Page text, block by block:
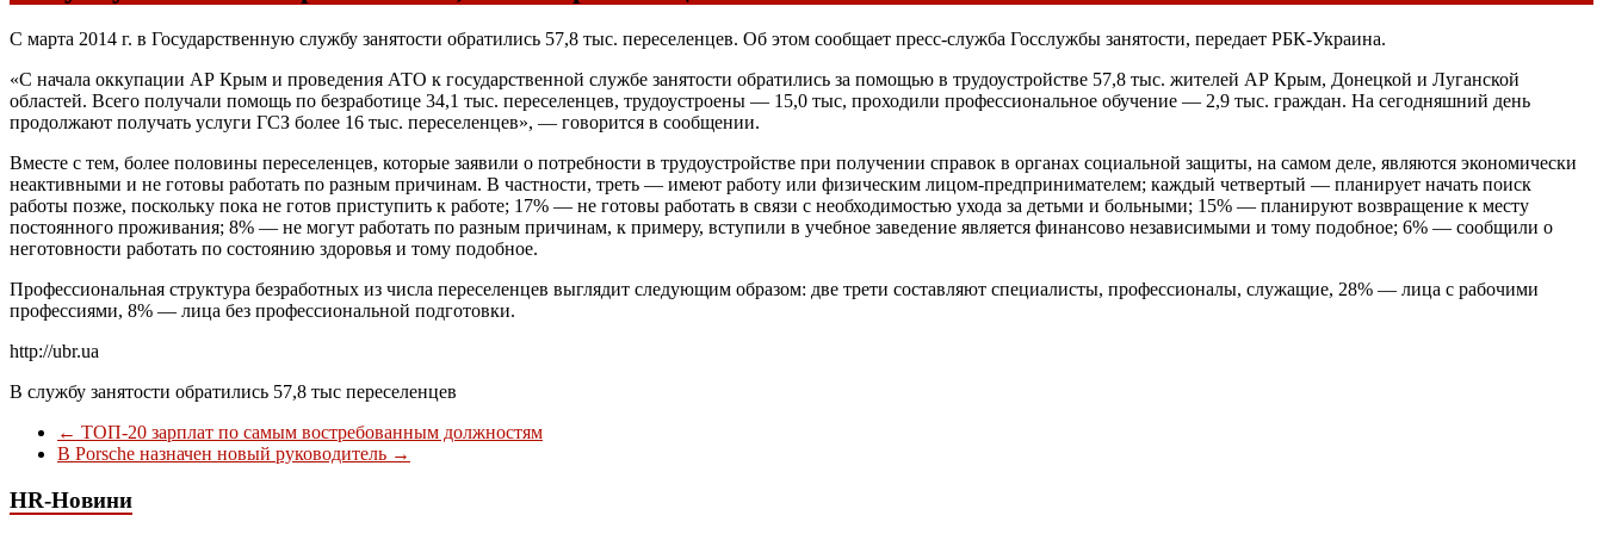
С марта 2014 г. в Государственную службу занятости обратились 57,8 тыс. переселенцев. Об этом сообщает пресс-служба Госслужбы занятости, передает РБК-Украина.
«С начала оккупации АР Крым и проведения АТО к государственной службе занятости обратились за помощью в трудоустройстве 57,8 тыс. жителей АР Крым, Донецкой и Луганской
областей. Всего получали помощь по безработице 34,1 тыс. переселенцев, трудоустроены — 15,0 тыс, проходили профессиональное обучение — 2,9 тыс. граждан. На сегодняшний день
продолжают получать услуги ГСЗ более 16 тыс. переселенцев», — говорится в сообщении.
Вместе с тем, более половины переселенцев, которые заявили о потребности в трудоустройстве при получении справок в органах социальной защиты, на самом деле, являются экономически
неактивными и не готовы работать по разным причинам. В частности, треть — имеют работу или физическим лицом-предпринимателем; каждый четвертый — планирует начать поиск
работы позже, поскольку пока не готов приступить к работе; 17% — не готовы работать в связи с необходимостью ухода за детьми и больными; 15% — планируют возвращение к месту
постоянного проживания; 8% — не могут работать по разным причинам, к примеру, вступили в учебное заведение является финансово независимыми и тому подобное; 6% — сообщили о
неготовности работать по состоянию здоровья и тому подобное.
Профессиональная структура безработных из числа переселенцев выглядит следующим образом: две трети составляют специалисты, профессионалы, служащие, 28% — лица с рабочими
профессиями, 8% — лица без профессиональной подготовки.
http://ubr.ua
В службу занятости обратились 57,8 тыс переселенцев
← ТОП-20 зарплат по самым востребованным должностям
В Porsche назначен новый руководитель →
HR-Новини